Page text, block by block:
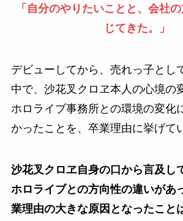
「自分のやりたいことと、会社
じてきた。」
デビューしてから、売れっ子とし
中で、沙花叉クロヱ本人の心境の
ホロライブ事務所との環境の変化
かったことを、卒業理由に挙げて
沙花叉クロヱ自身の口から言及し
ホロライブとの方向性の違いがあ
業理由の大きな原因となったこと